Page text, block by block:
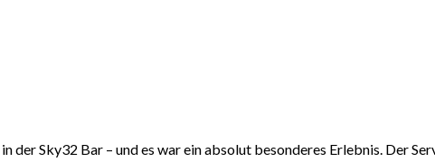
in der Sky32 Bar – und es war ein absolut besonderes Erlebnis. Der